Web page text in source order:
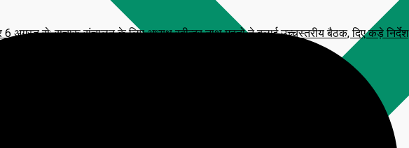
अगस्त से: सुचारू संचालन के लिए अध्यक्ष रबीन्द्र नाथ महतो ने बुलाई उच्चस्तरीय बैठक, दिए कड़े निर्देश
पर लगेगी 14 फीट ऊंची भव्य प्रतिमा, CM हेमंत सोरेन करेंगे अनावरण
2 अगस्त को राँची में महाजुटाव, आरक्षित सीटें फ्रीज करने की मांग
2 का प्रशिक्षण सह बूथ सम्मेलन कार्यक्रम
update: जानिए अपना ‘प्रोविजनल आंसर-की’